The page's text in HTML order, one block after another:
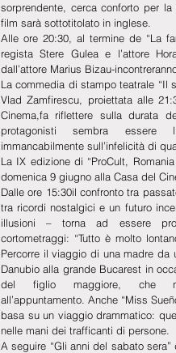
sorprendente, cerca conforto per
film sarà sottotitolato in inglese.
Alle ore 20:30, al termine de “La
regista Stere Gulea e l’attore
dall’attore Marius Bizau-
La commedia di stampo teatrale “Il
Vlad Zamfirescu, proiettata alle
Cinema,fa riflettere sulla durata
protagonisti sembra essere
immancabilmente sull’infelicità di
La IX edizione di “ProCult,
domenica 9 giugno alla Casa del
Dalle ore 15:30il confronto tra
tra ricordi nostalgici e un futuro
illusioni – torna ad essere
cortometraggi: “Tutto è molto
Percorre il viaggio di una madre da
Danubio alla grande Bucarest in
del figlio maggiore, che
all’appuntamento. Anche “Miss
basa su un viaggio drammatico:
nelle mani dei trafficanti di persone.
A seguire “Gli anni del sabato